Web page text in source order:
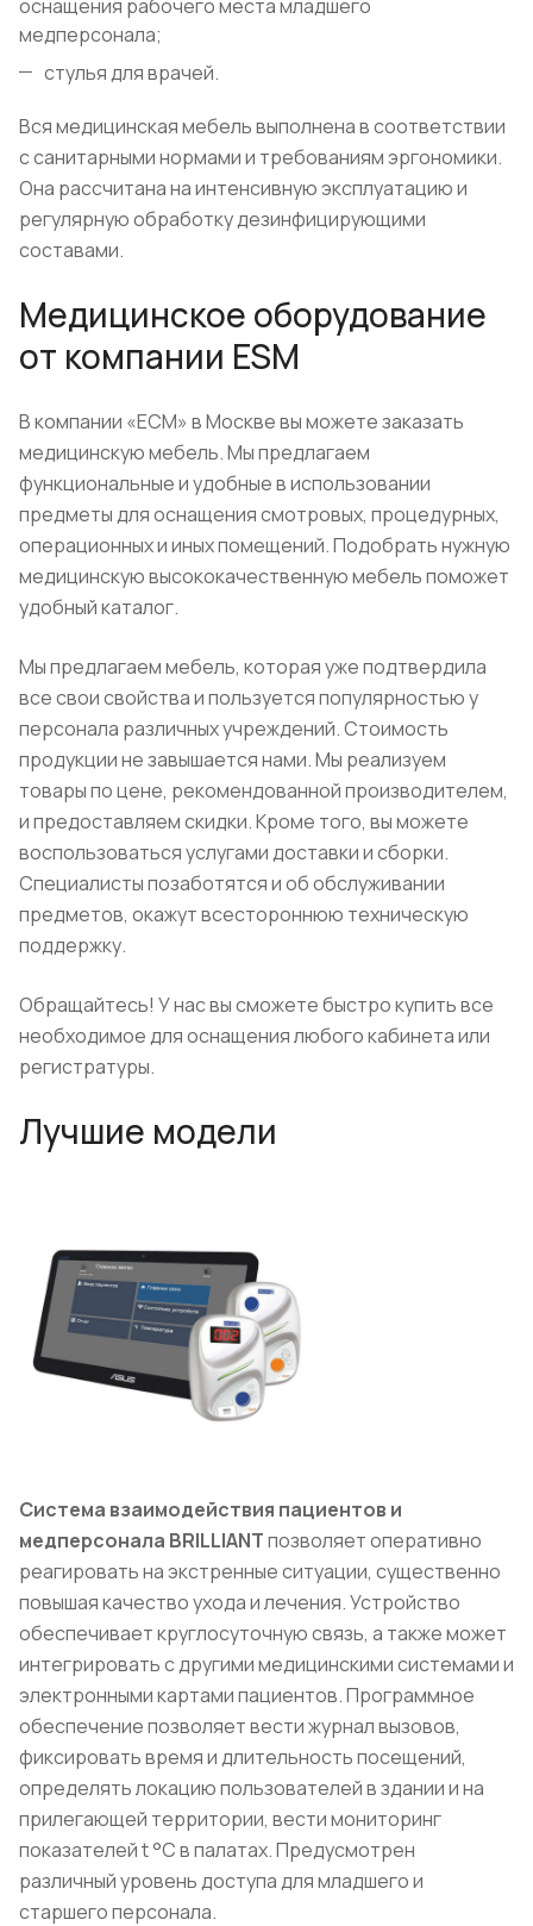
оснащения рабочего места младшего
медперсонала;
стулья для врачей.
Вся медицинская мебель выполнена в соответствии
с санитарными нормами и требованиям эргономики.
Она рассчитана на интенсивную эксплуатацию и
регулярную обработку дезинфицирующими
составами.
Медицинское оборудование
от компании ESM
В компании «ЕСМ» в Москве вы можете заказать
медицинскую мебель. Мы предлагаем
функциональные и удобные в использовании
предметы для оснащения смотровых, процедурных,
операционных и иных помещений. Подобрать нужную
медицинскую высококачественную мебель поможет
удобный каталог.
Мы предлагаем мебель, которая уже подтвердила
все свои свойства и пользуется популярностью у
персонала различных учреждений. Стоимость
продукции не завышается нами. Мы реализуем
товары по цене, рекомендованной производителем,
и предоставляем скидки. Кроме того, вы можете
воспользоваться услугами доставки и сборки.
Специалисты позаботятся и об обслуживании
предметов, окажут всестороннюю техническую
поддержку.
Обращайтесь! У нас вы сможете быстро купить все
необходимое для оснащения любого кабинета или
регистратуры.
Лучшие модели
Система взаимодействия пациентов и
медперсонала BRILLIANTпозволяет оперативно
реагировать на экстренные ситуации, существенно
повышая качество ухода и лечения. Устройство
обеспечивает круглосуточную связь, а также может
интегрировать с другими медицинскими системами и
электронными картами пациентов. Программное
обеспечение позволяет вести журнал вызовов,
фиксировать время и длительность посещений,
определять локацию пользователей в здании и на
прилегающей территории, вести мониторинг
показателей t °C в палатах. Предусмотрен
различный уровень доступа для младшего и
старшего персонала.